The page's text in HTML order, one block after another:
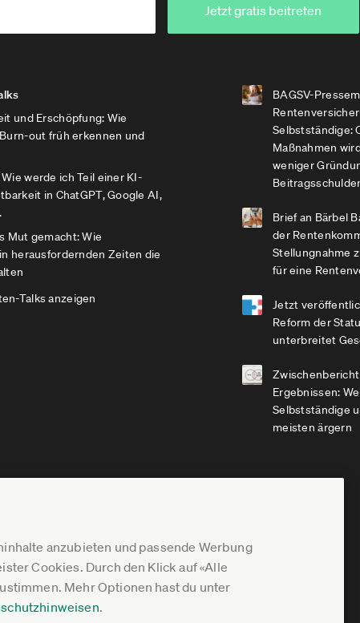
anzubieten und passende Werbung
Cookies. Durch den Klick auf «Alle
Mehr Optionen hast du unter
.
Jetzt gratis beitreten
und Erschöpfung: Wie
out früh erkennen und
werde ich Teil einer KI-
in ChatGPT, Google AI,
Mut gemacht: Wie
herausfordernden Zeiten die
Talks anzeigen
BAGSV-
Selbstständige:
Maßnahmen
weniger
Brief an Bärbel
der
Stellungnahme
für eine
Jetzt
Reform der
unterbreitet
Ergebnissen:
Selbstständige
meisten ärgern